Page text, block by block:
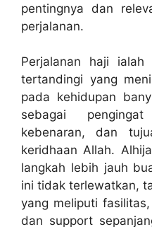
pentingnya dan
perjalanan.
Perjalanan haji
tertandingi yang
pada kehidupan
sebagai
kebenaran, dan
keridhaan Allah.
langkah lebih jauh
ini tidak terlewatkan,
yang meliputi
dan support